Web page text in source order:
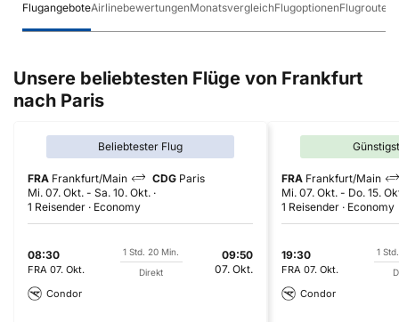
FlugangeboteAirlinebewertungenMonatsvergleichFlugoptionenFlugrouten
Unsere beliebtesten Flüge von Frankfurt
nach Paris
Beliebtester Flug
FRA Frankfurt/Main CDG Paris
Mi. 07. Okt. - Sa. 10. Okt.
1 Reisender
Economy
08:30
FRA 07. Okt.
1 Std. 20 Min.
Direkt
09:50
07. Okt.
Condor
FRA Frankfurt/Main
Mi. 07. Okt. - Do. 15.
1 Reisender
Economy
19:30
FRA 07. Okt.
1
Condor